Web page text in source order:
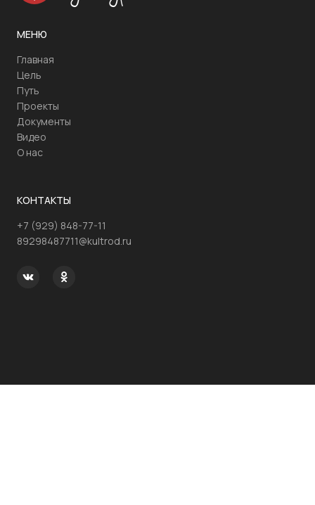
МЕНЮ
Главная
Цель
Путь
Проекты
Документы
Видео
О нас
КОНТАКТЫ
+7 (929) 848-77-11
89298487711@kultrod.ru